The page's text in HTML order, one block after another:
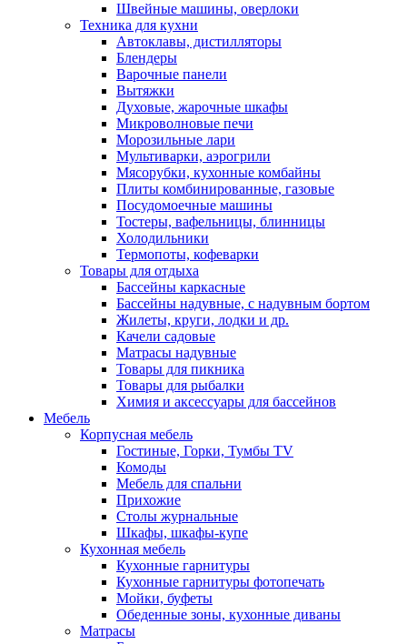
Швейные машины, оверлоки
Техника для кухни
Автоклавы, дистилляторы
Блендеры
Варочные панели
Вытяжки
Духовые, жарочные шкафы
Микроволновые печи
Морозильные лари
Мультиварки, аэрогрили
Мясорубки, кухонные комбайны
Плиты комбинированные, газовые
Посудомоечные машины
Тостеры, вафельницы, блинницы
Холодильники
Термопоты, кофеварки
Товары для отдыха
Бассейны каркасные
Бассейны надувные, с надувным бортом
Жилеты, круги, лодки и др.
Качели садовые
Матрасы надувные
Товары для пикника
Товары для рыбалки
Химия и аксессуары для бассейнов
Мебель
Корпусная мебель
Гостиные, Горки, Тумбы TV
Комоды
Мебель для спальни
Прихожие
Столы журнальные
Шкафы, шкафы-купе
Кухонная мебель
Кухонные гарнитуры
Кухонные гарнитуры фотопечать
Мойки, буфеты
Обеденные зоны, кухонные диваны
Матрасы